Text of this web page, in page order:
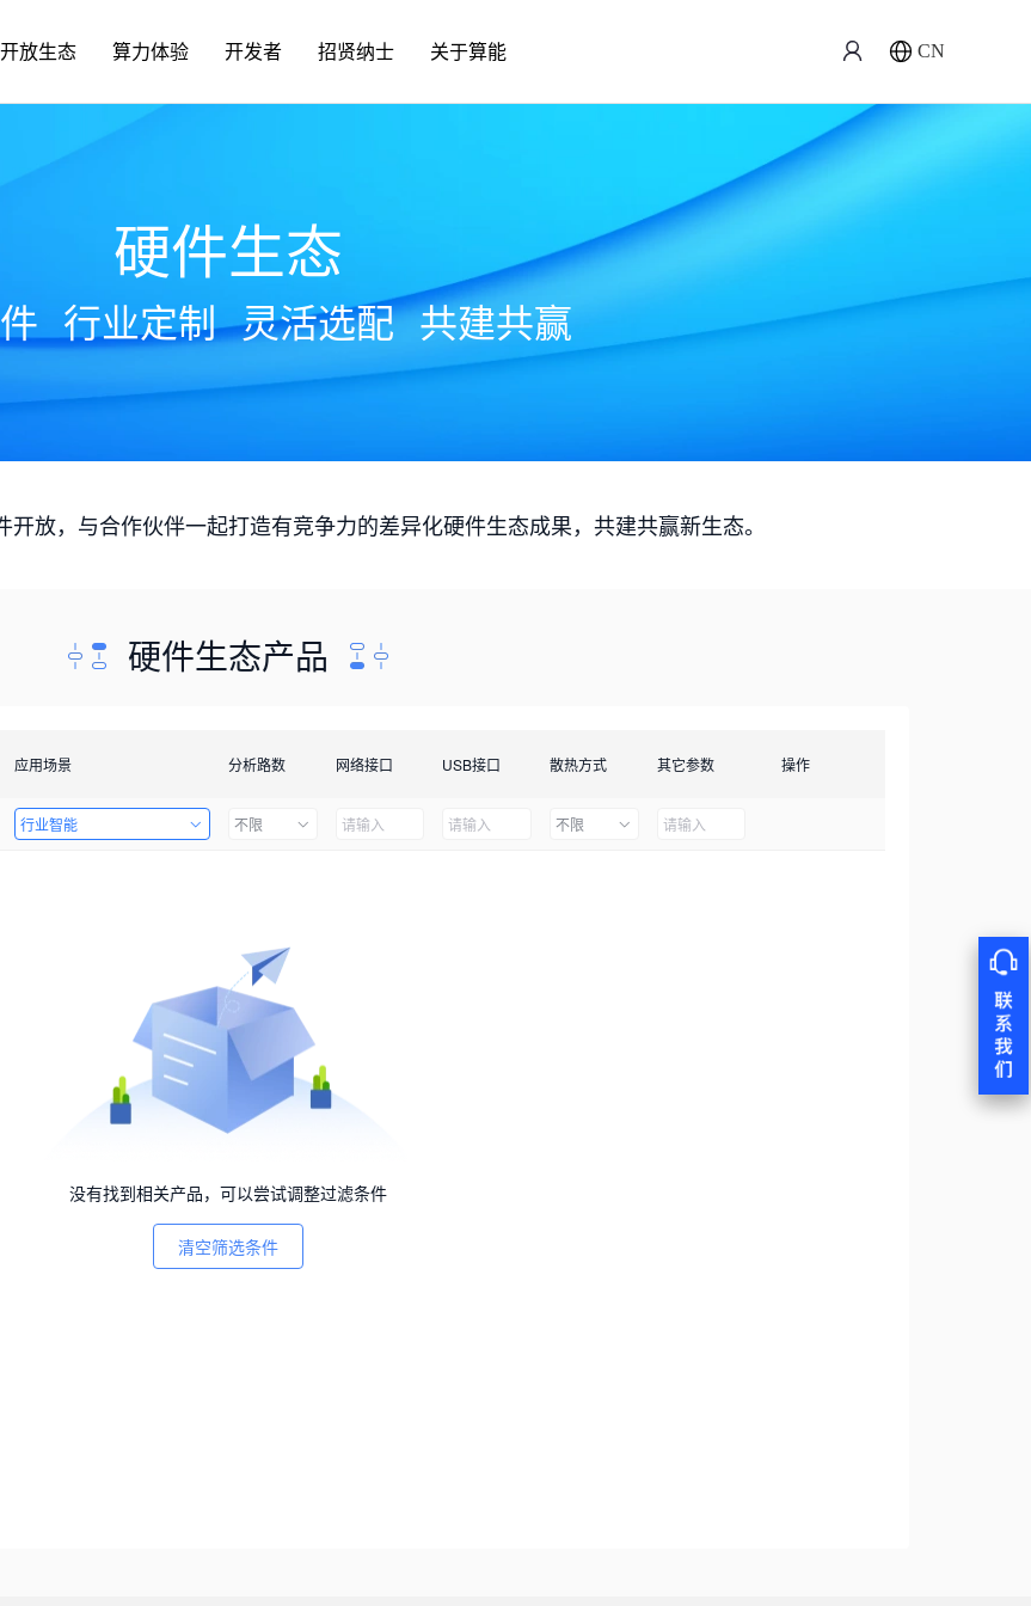
开放生态 算力体验 开发者 招贤纳士 关于算能 CN
硬件生态
行业定制 灵活选配 共建共赢
放，与合作伙伴一起打造有竞争力的差异化硬件生态成果，共建共赢新生态。
硬件生态产品
应用场景 分析路数 网络接口 USB接口 散热方式 其它参数 操作
行业智能 不限 不限
没有找到相关产品，可以尝试调整过滤条件
清空筛选条件